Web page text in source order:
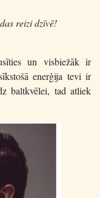
reizi dzīvē!
un visbiežāk ir
enerģija tevi ir
baltkvēlei, tad atliek